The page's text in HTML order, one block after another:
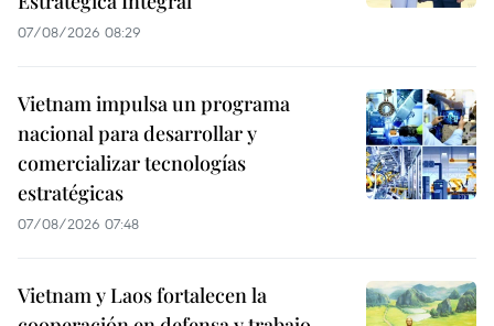
07/08/2026 08:29
Vietnam impulsa un programa
nacional para desarrollar y
comercializar tecnologías
estratégicas
07/08/2026 07:48
Vietnam y Laos fortalecen la